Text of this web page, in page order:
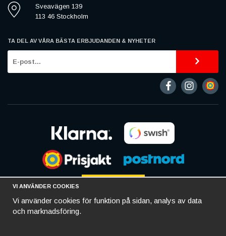
Sveavägen 139
113 46 Stockholm
TA DEL AV VÅRA BÄSTA ERBJUDANDEN & NYHETER
VI ANVÄNDER COOKIES
Vi använder cookies för funktion på sidan, analys av data
och marknadsföring.